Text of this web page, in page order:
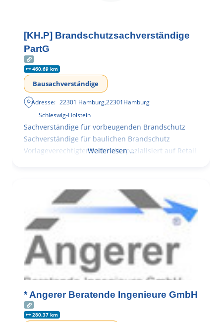
[KH.P] Brandschutzsachverständige
PartG
460.69 km
Bausachverständige
Adresse: 22301 Hamburg,22301Hamburg
Schleswig-Holstein
Sachverständige für vorbeugenden Brandschutz
Sachverständige für baulichen Brandschutz
Vorlageverechtigter Architekt spezialisiert auf Retail
Weiterlesen …
* Angerer Beratende Ingenieure GmbH
280.37 km